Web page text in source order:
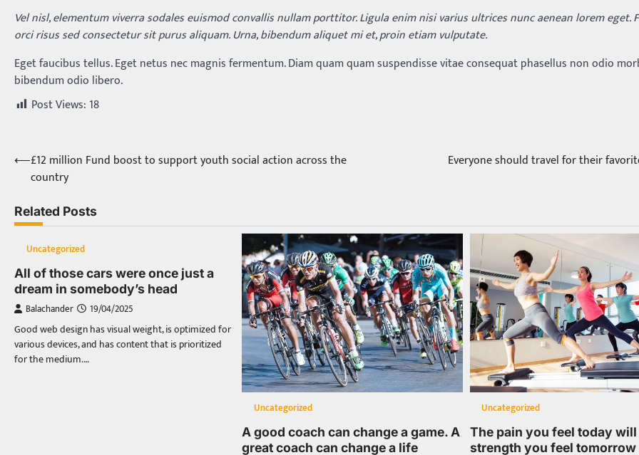
Vel nisl, elementum viverra sodales euismod convallis nullam porttitor. Ligula enim nisi varius ultrices nunc aenean lorem eget.
orci risus sed consectetur sit purus aliquam. Urna, bibendum aliquet mi et, proin etiam vulputate.
Eget faucibus tellus. Eget netus nec magnis fermentum. Diam quam quam suspendisse vitae consequat phasellus non odio
bibendum odio libero.
Post Views: 18
Post
navigation
⟵£12 million Fund boost to support youth social action across the
country
Everyone should travel for their
Related Posts
Uncategorized
All of those cars were once just a
dream in somebody’s head
Balachander
19/04/2025
Good web design has visual weight, is optimized for
various devices, and has content that is prioritized
for the medium.…
Uncategorized
A good coach can change a game. A
great coach can change a life
Uncategorized
The pain you feel today will
strength you feel tomorrow